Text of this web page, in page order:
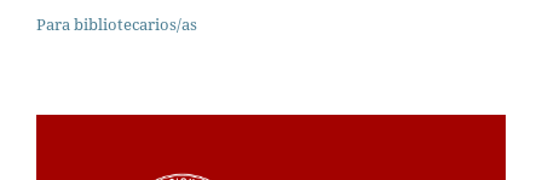
Para bibliotecarios/as